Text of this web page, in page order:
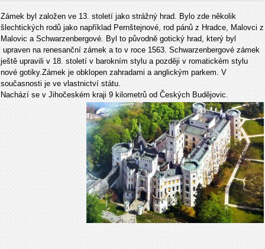
Zámek byl založen ve 13. století jako strážný hrad. Bylo zde několik
šlechtických rodů jako například Pernštejnové, rod pánů z Hradce, Malovci z
Malovic a Schwarzenbergové. Byl to původně gotický hrad, který byl
upraven na renesanční zámek a to v roce 1563. Schwarzenbergové zámek
ještě upravili v 18. století v barokním stylu a později v romatickém stylu
nové gotiky.Zámek je obklopen zahradami a anglickým parkem. V
současnosti je ve vlastnictví státu.
Nachází se v Jihočeském kraji 9 kilometrů od Českých Budějovic.